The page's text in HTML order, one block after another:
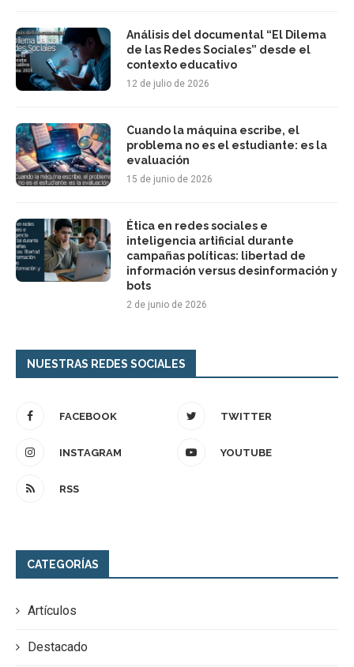
Análisis del documental “El Dilema
de las Redes Sociales” desde el
contexto educativo
12 de julio de 2026
Cuando la máquina escribe, el
problema no es el estudiante: es la
evaluación
15 de junio de 2026
Ética en redes sociales e
inteligencia artificial durante
campañas políticas: libertad de
información versus desinformación y
bots
2 de junio de 2026
NUESTRAS REDES SOCIALES
FACEBOOK TWITTER
INSTAGRAM YOUTUBE
RSS
CATEGORÍAS
Artículos
Destacado